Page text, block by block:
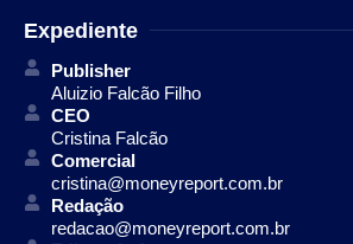
Expediente
Publisher
Aluizio Falcão Filho
CEO
Cristina Falcão
Comercial
cristina@moneyreport.com.br
Redação
redacao@moneyreport.com.br